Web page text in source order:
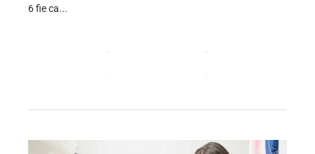
6 fie ca...